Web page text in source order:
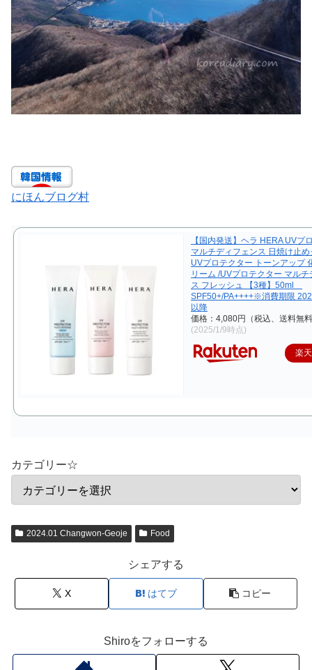
にほんブログ村
【国内発送】ヘラ HERA UVプ
マルチディフェンス 日焼け止め
UVプロテクター トーンアップ
リーム /UVプロテクター マルチ
ス フレッシュ 【3種】50ml
SPF50+/PA++++※消費期限
以降
価格：4,080円（税込、送料無
(2025/1/9時点)
楽
カテゴリー☆
2024.01 Changwon‐Geoje Food
シェアする
X はてブ コピー
Shiroをフォローする